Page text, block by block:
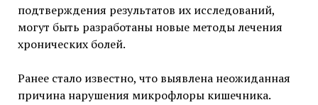
подтверждения результатов их исследований,
могут быть разработаны новые методы лечения
хронических болей.
Ранее стало известно, что выявлена неожиданная
причина нарушения микрофлоры кишечника.